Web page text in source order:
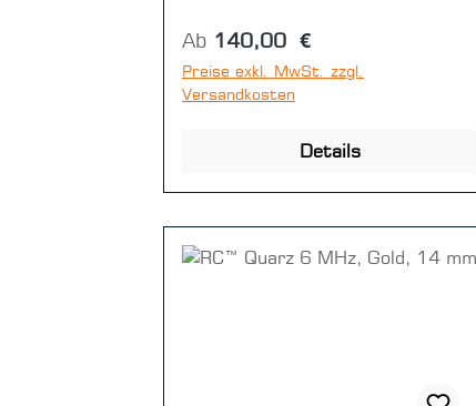
Regulärer Preis:
Ab 140,00 €
Preise exkl. MwSt. zzgl.
Versandkosten
Details